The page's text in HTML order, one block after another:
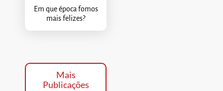
Em que época fomos
mais felizes?
Mais
Publicações